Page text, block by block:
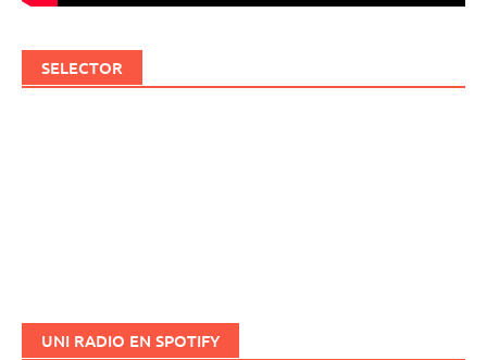
SELECTOR
UNI RADIO EN SPOTIFY